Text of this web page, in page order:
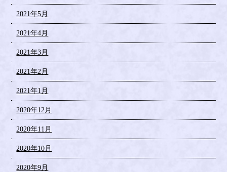
2021年5月
2021年4月
2021年3月
2021年2月
2021年1月
2020年12月
2020年11月
2020年10月
2020年9月